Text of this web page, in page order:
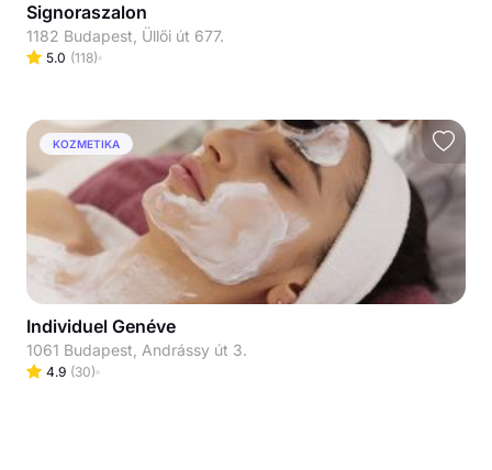
Signoraszalon
1182 Budapest, Üllői út 677.
5.0 (118)
KOZMETIKA
Individuel Genéve
1061 Budapest, Andrássy út 3.
4.9 (30)